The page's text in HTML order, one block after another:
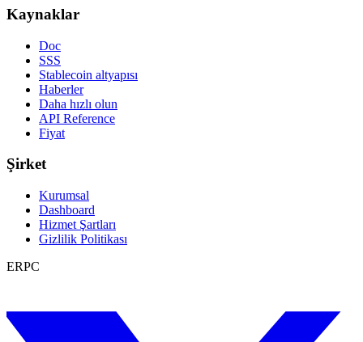
Kaynaklar
Doc
SSS
Stablecoin altyapısı
Haberler
Daha hızlı olun
API Reference
Fiyat
Şirket
Kurumsal
Dashboard
Hizmet Şartları
Gizlilik Politikası
ERPC